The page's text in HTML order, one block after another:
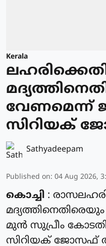
Kerala
വേണമെന്ന്
സിറിയക്
Sathyadeepam
Published on: 04 Aug 2026,
കൊച്ചി :
മുൻ സുപ്രീം
സിറിയക് ജോസഫ്